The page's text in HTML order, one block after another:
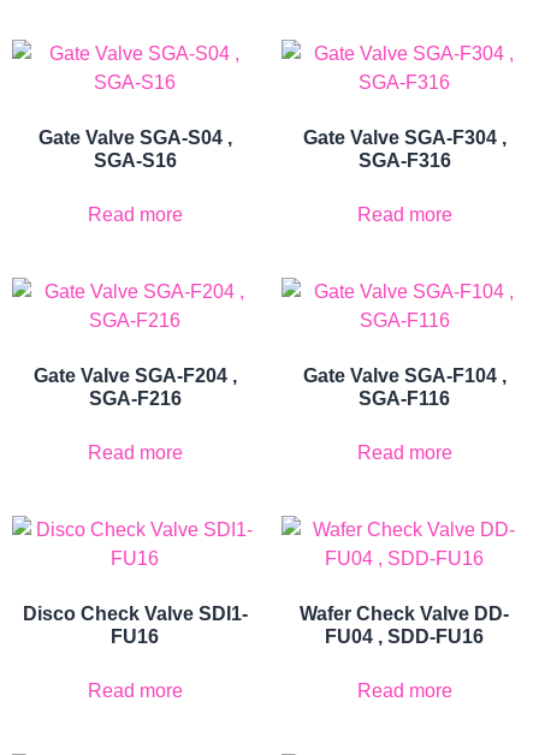
Gate Valve SGA-S04 ,
SGA-S16
Read more
Gate Valve SGA-F304 ,
SGA-F316
Read more
Gate Valve SGA-F204 ,
SGA-F216
Read more
Gate Valve SGA-F104 ,
SGA-F116
Read more
Disco Check Valve SDI1-
FU16
Read more
Wafer Check Valve DD-
FU04 , SDD-FU16
Read more